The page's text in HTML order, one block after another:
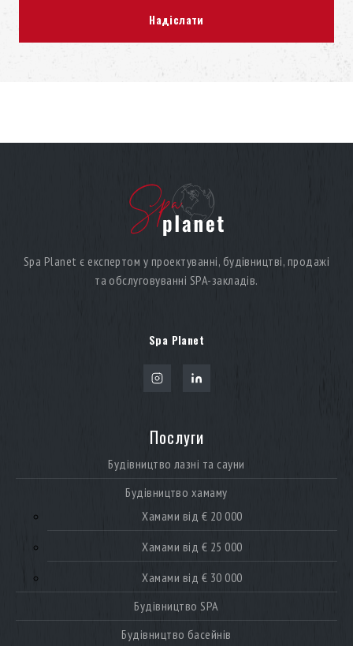
Spa Planet є експертом у проектуванні, будівництві, продажі
та обслуговуванні SPA-закладів.
Spa Planet
Послуги
Будівництво лазні та сауни
Будівництво хамаму
Хамами від € 20 000
Хамами від € 25 000
Хамами від € 30 000
Будівництво SPA
Будівництво басейнів